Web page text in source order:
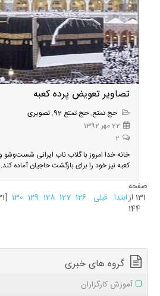
تصاویر تعویض پرده کعبه
حج تمتع,حج تمتع 92 ,تصویری
22 مهر 1392
2
خانه خدا امروز با گلاب ناب ایرانی
کعبه نیز خود را برای بازگشت حاجیان آماده کند.
صفحه
131 از
144
ابتدا قبلی 126
127
128
129
130
[131]
گروه های خبری
آموزش کارگزاران